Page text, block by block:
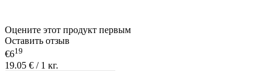
Оцените этот продукт первым
Оставить отзыв
€619
19.05 € / 1 кг.